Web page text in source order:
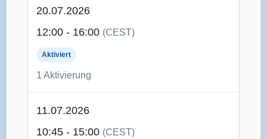
20.07.2026
12:00 - 16:00 (CEST)
Aktiviert
1 Aktivierung
11.07.2026
10:45 - 15:00 (CEST)